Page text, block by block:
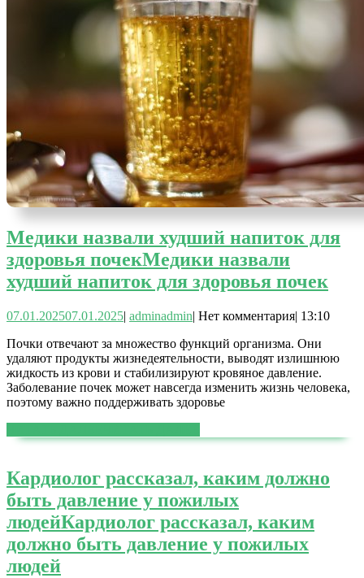
Медики назвали худший напиток для
здоровья почекМедики назвали
худший напиток для здоровья почек
07.01.202507.01.2025| adminadmin| Нет комментария| 13:10
Почки отвечают за множество функций организма. Они
удаляют продукты жизнедеятельности, выводят излишнюю
жидкость из крови и стабилизируют кровяное давление.
Заболевание почек может навсегда изменить жизнь человека,
поэтому важно поддерживать здоровье
Кардиолог рассказал, каким должно
быть давление у пожилых
людейКардиолог рассказал, каким
должно быть давление у пожилых
людей